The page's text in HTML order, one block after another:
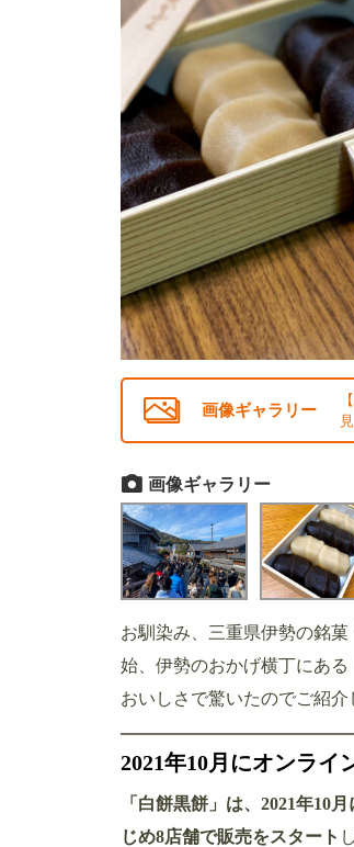
画像ギャラリー
画像ギャラリー
お馴染み、三重県伊勢の銘
始、伊勢のおかげ横丁にあ
おいしさで驚いたのでご紹介
2021年10月にオンライ
「白餅黒餅」は、2021年10
じめ8店舗で販売をスタート